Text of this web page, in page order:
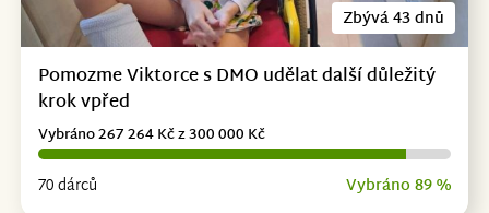
Zbývá 43 dnů
Pomozme Viktorce s DMO udělat další důležitý
krok vpřed
70 dárců Vybráno 89 %
Vybráno 267 264 Kč z 300 000 Kč